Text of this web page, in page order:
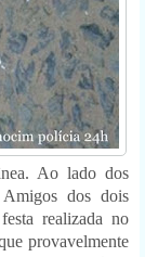
Ao lado dos
Amigos dos dois
realizada no
provavelmente